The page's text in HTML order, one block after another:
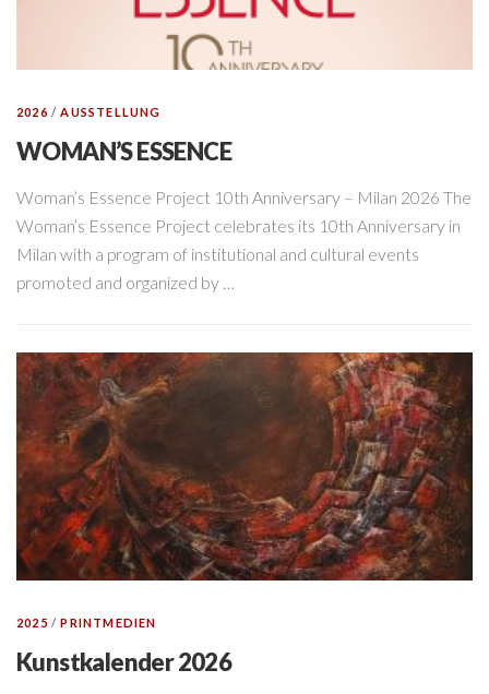
2026 /AUSSTELLUNG
WOMAN’S ESSENCE
Woman’s Essence Project 10th Anniversary – Milan 2026 The
Woman’s Essence Project celebrates its 10th Anniversary in
Milan with a program of institutional and cultural events
promoted and organized by …
2025 /PRINTMEDIEN
Kunstkalender 2026